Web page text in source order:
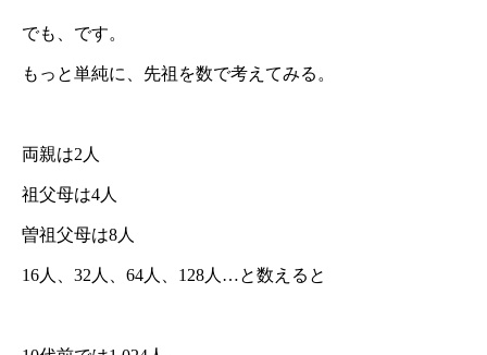
でも、です。
もっと単純に、先祖を数で考えてみる。
両親は2人
祖父母は4人
曽祖父母は8人
16人、32人、64人、128人…と数えると